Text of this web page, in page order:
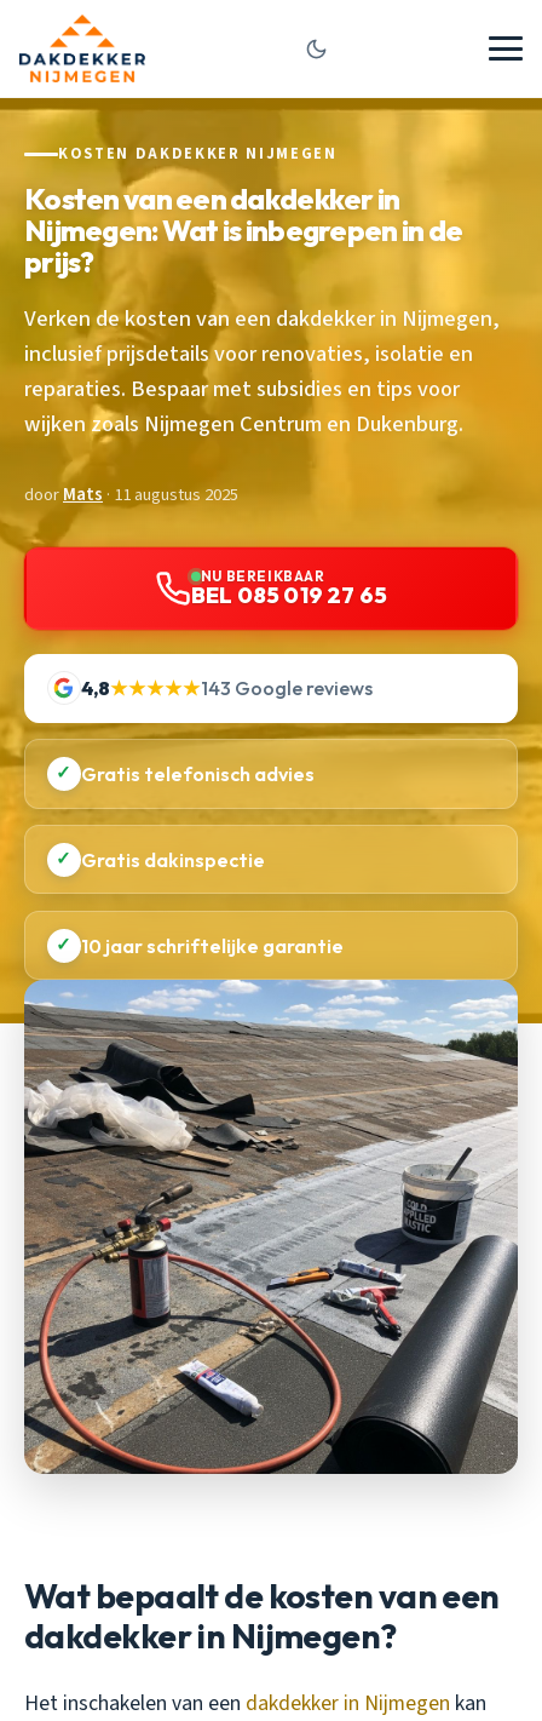
KOSTEN DAKDEKKER NIJMEGEN
Kosten van een dakdekker in
Nijmegen: Wat is inbegrepen in de
prijs?
Verken de kosten van een dakdekker in Nijmegen,
inclusief prijsdetails voor renovaties, isolatie en
reparaties. Bespaar met subsidies en tips voor
wijken zoals Nijmegen Centrum en Dukenburg.
doorMats · 11 augustus 2025
NU BEREIKBAAR
BEL 085 019 27 65
4,8★★★★★143 Google reviews
✓ Gratis telefonisch advies
✓ Gratis dakinspectie
✓ 10 jaar schriftelijke garantie
Wat bepaalt de kosten van een
dakdekker in Nijmegen?
Het inschakelen van een dakdekker in Nijmegen kan